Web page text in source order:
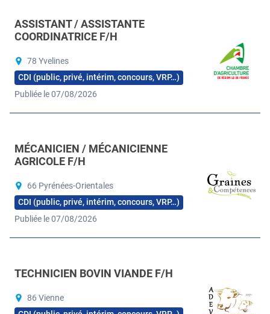
ASSISTANT / ASSISTANTE
COORDINATRICE F/H
78 Yvelines
CDI (public, privé, intérim, concours, VRP…)
Publiée le 07/08/2026
MÉCANICIEN / MÉCANICIENNE
AGRICOLE F/H
66 Pyrénées-Orientales
CDI (public, privé, intérim, concours, VRP…)
Publiée le 07/08/2026
TECHNICIEN BOVIN VIANDE F/H
86 Vienne